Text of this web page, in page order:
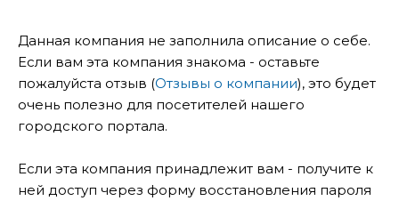
Данная компания не заполнила описание о себе.
Если вам эта компания знакома - оставьте
пожалуйста отзыв (Отзывы о компании), это будет
очень полезно для посетителей нашего
городского портала.
Если эта компания принадлежит вам - получите к
ней доступ через форму восстановления пароля